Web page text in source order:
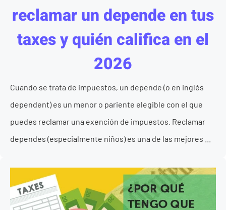
reclamar un depende en tus
taxes y quién califica en el
2026
Cuando se trata de impuestos, un depende (o en inglés
dependent) es un menor o pariente elegible con el que
puedes reclamar una exención de impuestos. Reclamar
dependes (especialmente niños) es una de las mejores ...